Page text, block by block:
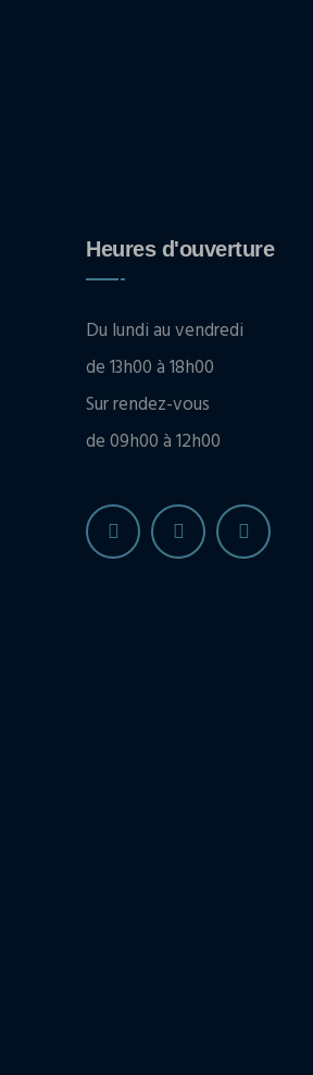
Heures d'ouverture
Du lundi au vendredi
de 13h00 à 18h00
Sur rendez-vous
de 09h00 à 12h00